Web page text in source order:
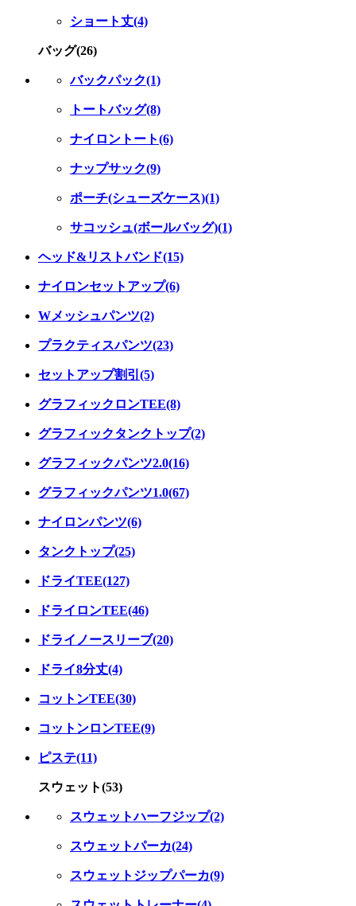
ショート丈(4)
バッグ(26)
バックパック(1)
トートバッグ(8)
ナイロントート(6)
ナップサック(9)
ポーチ(シューズケース)(1)
サコッシュ(ボールバッグ)(1)
ヘッド&リストバンド(15)
ナイロンセットアップ(6)
Wメッシュパンツ(2)
プラクティスパンツ(23)
セットアップ割引(5)
グラフィックロンTEE(8)
グラフィックタンクトップ(2)
グラフィックパンツ2.0(16)
グラフィックパンツ1.0(67)
ナイロンパンツ(6)
タンクトップ(25)
ドライTEE(127)
ドライロンTEE(46)
ドライノースリーブ(20)
ドライ8分丈(4)
コットンTEE(30)
コットンロンTEE(9)
ピステ(11)
スウェット(53)
スウェットハーフジップ(2)
スウェットパーカ(24)
スウェットジップパーカ(9)